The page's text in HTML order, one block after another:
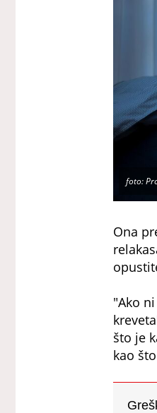
foto:
Ona
"Ako
što je
kao